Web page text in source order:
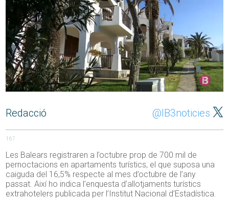
Redacció @IB3noticies
167
Les Balears registraren a l’octubre prop de 700 mil de
pernoctacions en apartaments turístics, el que suposa una
caiguda del 16,5% respecte al mes d’octubre de l’any
passat. Així ho indica l’enquesta d’allotjaments turístics
extrahotelers publicada per l’Institut Nacional d’Estadística.